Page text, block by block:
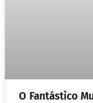
O Fantástico